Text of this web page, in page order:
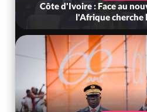
Côte d'Ivoire : Face au
l'Afrique cherche